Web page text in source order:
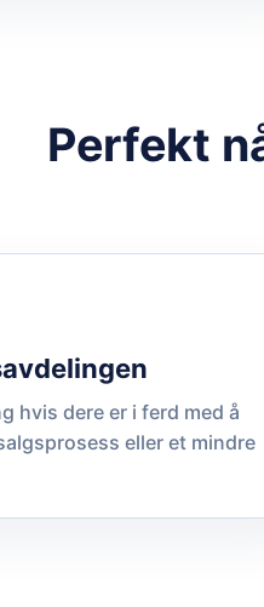
Perfekt
hvis dere er i ferd med å
eller et mindre